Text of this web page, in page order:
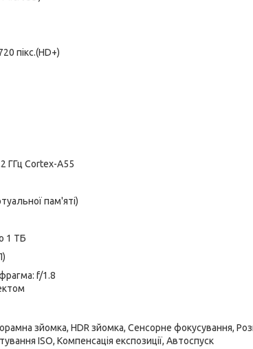
пікс.(HD+)
ГГц Cortex-A55
пам'яті)
1 ТБ
f/1.8
зйомка, HDR зйомка, Сенсорне фокусування,
ISO, Компенсація експозиції, Автоспуск